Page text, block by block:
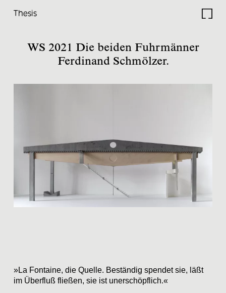
Thesis
Studio
Research
Electives
Instagram
WS 2021 Die beiden Fuhrmänner
Ferdinand Schmölzer.
»La Fontaine, die Quelle. Beständig spendet sie, läßt
im Überfluß fließen, sie ist unerschöpflich.«